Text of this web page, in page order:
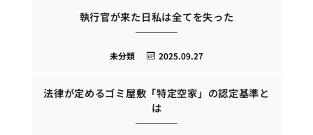
執行官が来た日私は全てを失った
2025.09.27
未分類
法律が定めるゴミ屋敷「特定空家」の認定基準と
は